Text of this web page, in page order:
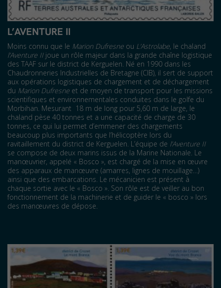
L’AVENTURE II
Moins connu que le Marion Dufresne ou L’Astrolabe, le chaland
l’Aventure II joue un rôle majeur dans la grande chaîne logistique
des TAAF sur le district de Kerguelen. Né en 1990 dans les
Chaudronneries Industrielles de Bretagne (CIB), il sert de support
aux opérations logistiques de chargement et de déchargement
du Marion Dufresne et de moyen de transport pour les missions
scientifiques et environnementales conduites dans le golfe du
Morbihan. Mesurant 18 m de long pour 5,60 m de large, le
chaland pèse 40 tonnes et a une capacité de charge de 30
tonnes, ce qui lui permet d’emmener des chargements
beaucoup plus importants que l’hélicoptère lors du
ravitaillement du district de Kerguelen. L’équipe de l’Aventure II
se compose de deux marins issus de la Marine Nationale. Le
manœuvrier, appelé « Bosco », est chargé de la mise en œuvre
des apparaux de manœuvre (amarres, lignes de mouillage…)
ainsi que des embarcations. Le mécanicien est présent à
chaque sortie avec le « Bosco ». Son rôle est de veiller au bon
fonctionnement de la machinerie et de guider le « bosco » lors
des manœuvres de dépose.